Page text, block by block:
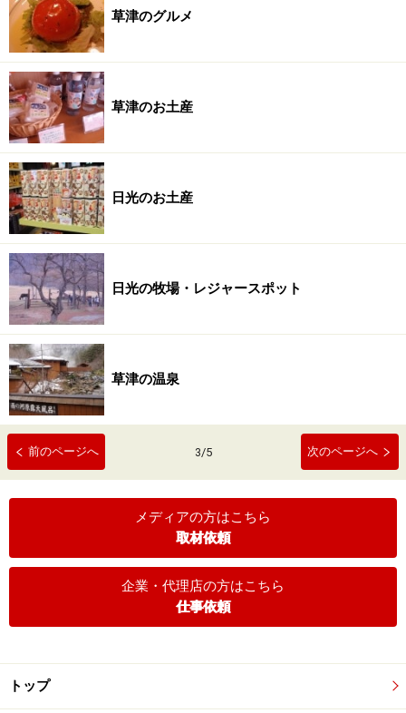
草津のグルメ
草津のお土産
日光のお土産
日光の牧場・レジャースポット
草津の温泉
前のページへ 3/5 次のページへ
メディアの方はこちら
取材依頼
企業・代理店の方はこちら
仕事依頼
トップ